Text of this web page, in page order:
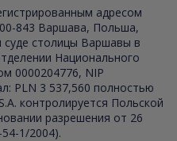
адресом
843 Варшава, Польша,
суде столицы Варшавы в
Национального
0000204776, NIP
PLN 3 537,560 полностью
контролируется Польской
разрешения от 26
1/2004).